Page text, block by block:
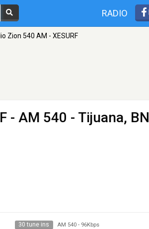
RADIO
Zion 540 AM - XESURF
- AM 540 - Tijuana, BN
30 tune ins AM 540- 96Kbps